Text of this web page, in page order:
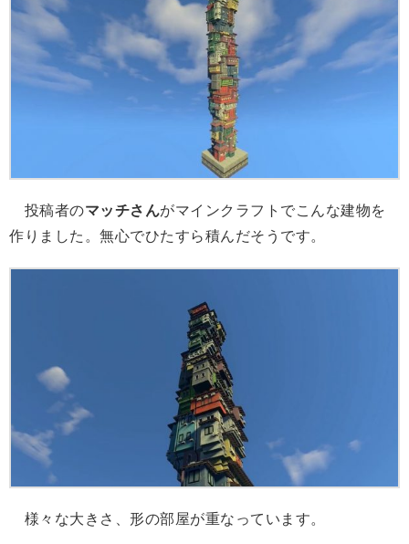
投稿者のマッチさんがマインクラフトでこんな建物を
作りました。無心でひたすら積んだそうです。
様々な大きさ、形の部屋が重なっています。